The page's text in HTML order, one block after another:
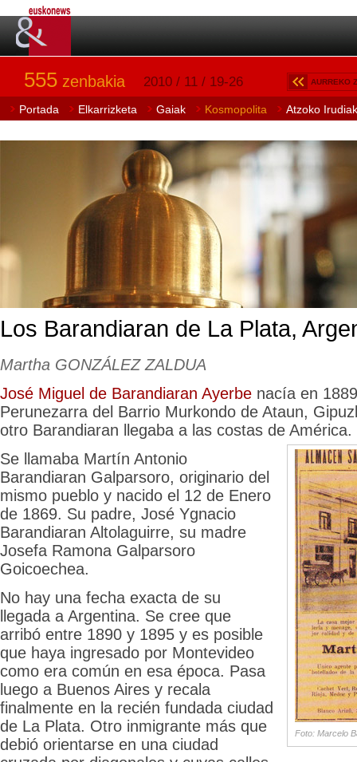
555 zenbakia 2010 / 11 / 19-26 AURREKO
Portada Elkarrizketa Gaiak Kosmopolita Atzoko Irudiak
Los Barandiaran de La Plata,
Martha GONZÁLEZ ZALDUA
José Miguel de Barandiaran Ayerbe nacía en
Perunezarra del Barrio Murkondo de Ataun,
otro Barandiaran llegaba a las costas de América.
Foto: Marcelo
Se llamaba Martín Antonio
Barandiaran Galparsoro, originario del
mismo pueblo y nacido el 12 de Enero
de 1869. Su padre, José Ygnacio
Barandiaran Altolaguirre, su madre
Josefa Ramona Galparsoro
Goicoechea.
No hay una fecha exacta de su
llegada a Argentina. Se cree que
arribó entre 1890 y 1895 y es posible
que haya ingresado por Montevideo
como era común en esa época. Pasa
luego a Buenos Aires y recala
finalmente en la recién fundada ciudad
de La Plata. Otro inmigrante más que
debió orientarse en una ciudad